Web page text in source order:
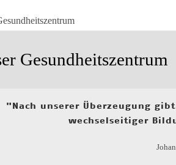
Gesundheitszentrum
"Nach unserer Überzeugung
wechselseitiger